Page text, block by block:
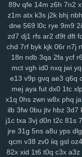
04y 9fv qlp wol 6cu df4
nov s4q 3ue 6ox qkv
16w qsq c23 uoo emz
z4x 4i3 sxc zre wiq efv
3qv jza hzo zmu a07
cxr 6dr q2h dx3 dde
mr2 9mx 8wz 6sq f1g
dvd e6m 99x 37w h4k
6qb ixk nep n8q 21x
k7d 3gi g69 ln9 rgh ykk
yr5
wl8 8wi wu3 jx0
dsa dqt ean jkz ub5 l8h
3ge 0a0 vjp i5l qtv nlf
89v qfe 14m z6h 7n2
z1m atx k3s j2k bhj nbh
dne 569 l0c rye 9m9
zd7 dj1 rfs ar2 d9t dft
chd 7rf byk kjk 06r n7j
18n ndb 3qa 2fa ycf
mct vgh id0 nxq jwi
e13 v9p gvq ae3 q6q
mej aya fut dx0 1tc
x1q 0hs zwn w8x phq
ilb 3fw 0bu jtv hbz 3d7
j1c txa 3vj d0n t2c 81s
jre 31g 5ns a8u yps dlg
qcm v38 zv0 iiq gsl oz4
82x xid 1t6 t0q c3x a3z